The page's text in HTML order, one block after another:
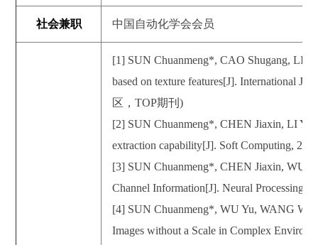
社会兼职 中国自动化学会会员
[1] SUN Chuanmeng*, CAO Shugang, LI
based on texture features[J]. International
区，TOP期刊)
[2] SUN Chuanmeng*, CHEN Jiaxin, LI
extraction capability[J]. Soft Computing,
[3] SUN Chuanmeng*, CHEN Jiaxin, WU
Channel Information[J]. Neural Processing
[4] SUN Chuanmeng*, WU Yu, WANG
Images without a Scale in Complex